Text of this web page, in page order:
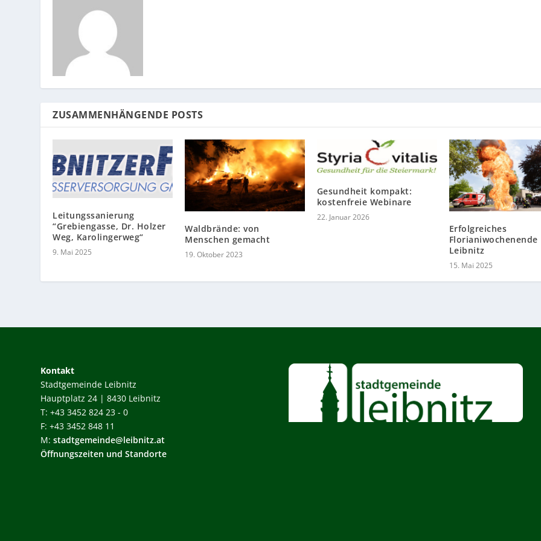
ZUSAMMENHÄNGENDE POSTS
Leitungssanierung
“Grebiengasse, Dr. Holzer
Weg, Karolingerweg“
9. Mai 2025
Waldbrände: von
Menschen gemacht
19. Oktober 2023
Gesundheit kompakt:
kostenfreie Webinare
22. Januar 2026
Erfolgreiches
Florianiwochenende
Leibnitz
15. Mai 2025
Kontakt
Stadtgemeinde Leibnitz
Hauptplatz 24 | 8430 Leibnitz
T: +43 3452 824 23 - 0
F: +43 3452 848 11
M:stadtgemeinde@leibnitz.at
Öffnungszeiten und Standorte